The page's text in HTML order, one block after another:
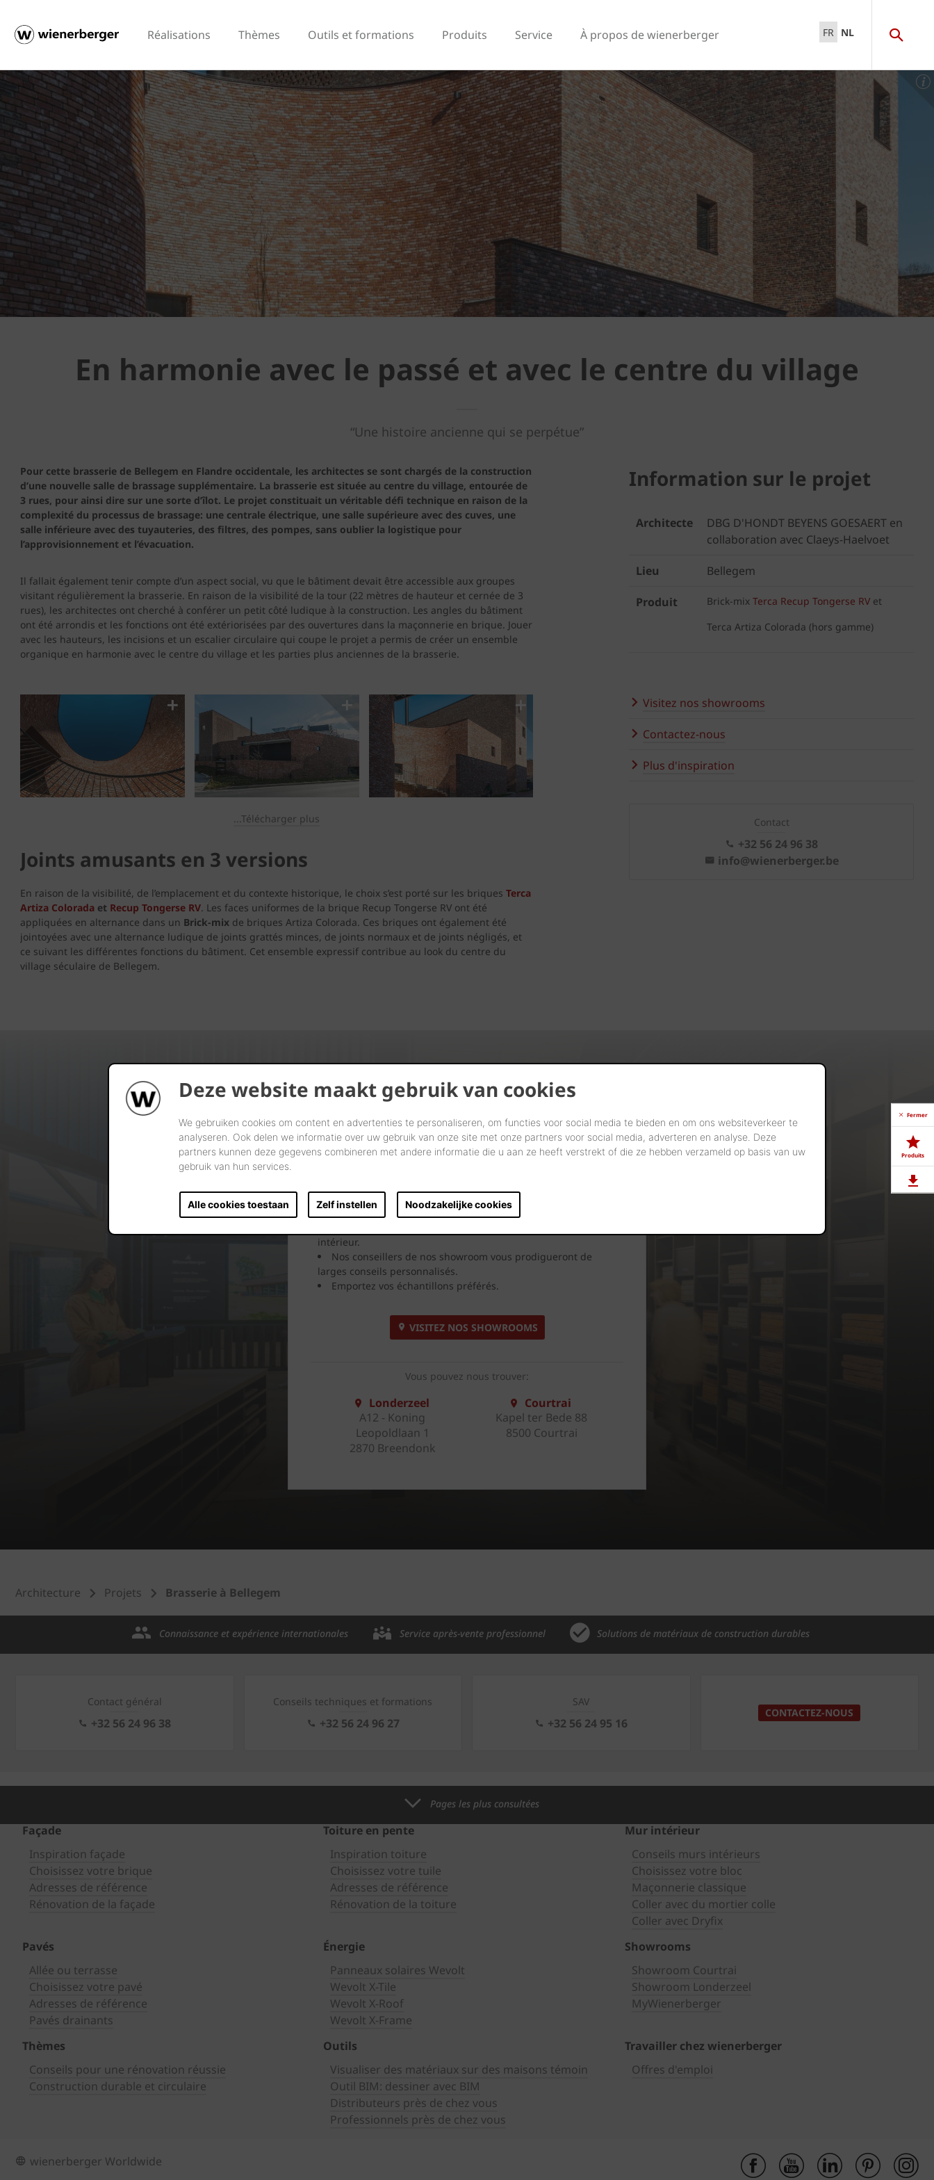
Deze website maakt gebruik van cookies
We gebruiken cookies om content en advertenties te personaliseren, om functies voor social media te bieden en om ons websiteverkeer te
analyseren. Ook delen we informatie over uw gebruik van onze site met onze partners voor social media, adverteren en analyse. Deze
partners kunnen deze gegevens combineren met andere informatie die u aan ze heeft verstrekt of die ze hebben verzameld op basis van uw
gebruik van hun services.
Alle cookies toestaan Zelf instellen Noodzakelijke cookies
Réalisations Thèmes Outils et formations Produits Service À propos de wienerberger FR NL
En harmonie avec le passé et avec le centre du village
“Une histoire ancienne qui se perpétue”
Pour cette brasserie de Bellegem en Flandre occidentale, les architectes se sont chargés de la construction
d’une nouvelle salle de brassage supplémentaire. La brasserie est située au centre du village, entourée de
3 rues, pour ainsi dire sur une sorte d’îlot. Le projet constituait un véritable défi technique en raison de la
complexité du processus de brassage: une centrale électrique, une salle supérieure avec des cuves, une
salle inférieure avec des tuyauteries, des filtres, des pompes, sans oublier la logistique pour
l’approvisionnement et l’évacuation.
Il fallait également tenir compte d’un aspect social, vu que le bâtiment devait être accessible aux groupes
visitant régulièrement la brasserie. En raison de la visibilité de la tour (22 mètres de hauteur et cernée de 3
rues), les architectes ont cherché à conférer un petit côté ludique à la construction. Les angles du bâtiment
ont été arrondis et les fonctions ont été extériorisées par des ouvertures dans la maçonnerie en brique. Jouer
avec les hauteurs, les incisions et un escalier circulaire qui coupe le projet a permis de créer un ensemble
organique en harmonie avec le centre du village et les parties plus anciennes de la brasserie.
...Télécharger plus
Joints amusants en 3 versions
En raison de la visibilité, de l’emplacement et du contexte historique, le choix s’est porté sur les briques Terca
Artiza Colorada et Recup Tongerse RV. Les faces uniformes de la brique Recup Tongerse RV ont été
appliquées en alternance dans un Brick-mix de briques Artiza Colorada. Ces briques ont également été
jointoyées avec une alternance ludique de joints grattés minces, de joints normaux et de joints négligés, et
ce suivant les différentes fonctions du bâtiment. Cet ensemble expressif contribue au look du centre du
village séculaire de Bellegem.
Information sur le projet
Architecte
DBG D'HONDT BEYENS GOESAERT en
collaboration avec Claeys-Haelvoet
Lieu Bellegem
Produit Brick-mix Terca Recup Tongerse RV et
Terca Artiza Colorada (hors gamme)
Visitez nos showrooms
Contactez-nous
Plus d'inspiration
Contact
+32 56 24 96 38
info@wienerberger.be
Admirez. Rêvez. Choisissez.
Ensemble, nous concrétiserons littéralement vos rêves dans nos
Passez nous voir et laissez-vous inspirer par nos solutions
innovantes. Examinez-les, saisissez-les et touchez de vos doigts
intérieur.
Nos conseillers de nos showroom vous prodigueront de
larges conseils personnalisés.
Emportez vos échantillons préférés.
VISITEZ NOS SHOWROOMS
Vous pouvez nous trouver:
Londerzeel
A12 - Koning
Leopoldlaan 1
2870 Breendonk
Courtrai
Kapel ter Bede 88
8500 Courtrai
Fermer
Produits
Télé-
Architecture Projets Brasserie à Bellegem
Connaissance et expérience internationales Service après-vente professionnel Solutions de matériaux de construction durables
Contact général
+32 56 24 96 38
Conseils techniques et formations
+32 56 24 96 27
SAV
+32 56 24 95 16
CONTACTEZ-NOUS
Pages les plus consultées
Façade
Inspiration façade
Choisissez votre brique
Adresses de référence
Rénovation de la façade
Toiture en pente
Inspiration toiture
Choisissez votre tuile
Adresses de référence
Rénovation de la toiture
Mur intérieur
Conseils murs intérieurs
Choisissez votre bloc
Maçonnerie classique
Coller avec du mortier colle
Coller avec Dryfix
Pavés
Allée ou terrasse
Choisissez votre pavé
Adresses de référence
Pavés drainants
Énergie
Panneaux solaires Wevolt
Wevolt X-Tile
Wevolt X-Roof
Wevolt X-Frame
Showrooms
Showroom Courtrai
Showroom Londerzeel
MyWienerberger
Thèmes
Conseils pour une rénovation réussie
Construction durable et circulaire
Outils
Visualiser des matériaux sur des maisons témoin
Outil BIM: dessiner avec BIM
Distributeurs près de chez vous
Professionnels près de chez vous
Travailler chez wienerberger
Offres d'emploi
wienerberger Worldwide